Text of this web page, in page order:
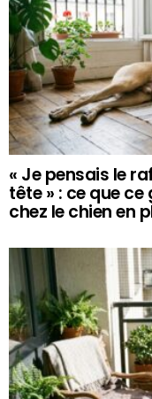
« Je pensais le
tête » : ce que
chez le chien en